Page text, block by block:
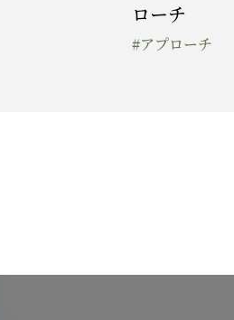
ローチ
#アプローチ